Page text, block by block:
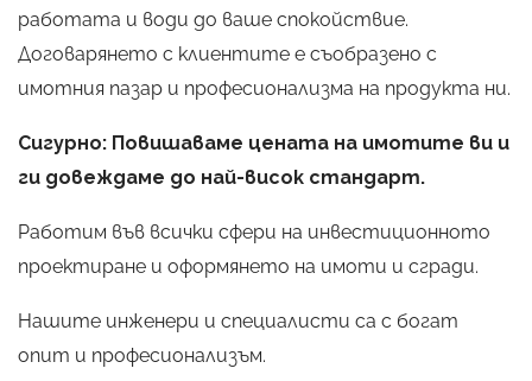
работата и води до ваше спокойствие.
Договарянето с клиентите е съобразено с
имотния пазар и професионализма на продукта ни.
Сигурно: Повишаваме цената на имотите ви и
ги довеждаме до най-висок стандарт.
Работим във всички сфери на инвестиционното
проектиране и оформянето на имоти и сгради.
Нашите инженери и специалисти са с богат
опит и професионализъм.